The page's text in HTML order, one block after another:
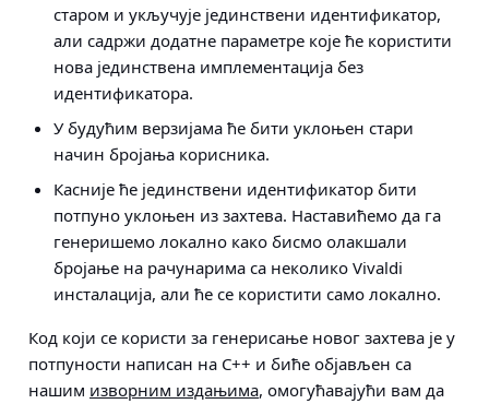
старом и укључује јединствени идентификатор,
али садржи додатне параметре које ће користити
нова јединствена имплементација без
идентификатора.
У будућим верзијама ће бити уклоњен стари
начин бројања корисника.
Касније ће јединствени идентификатор бити
потпуно уклоњен из захтева. Наставићемо да га
генеришемо локално како бисмо олакшали
бројање на рачунарима са неколико Vivaldi
инсталација, али ће се користити само локално.
Код који се користи за генерисање новог захтева је у
потпуности написан на C++ и биће објављен са
нашим изворним издањима, омогућавајући вам да